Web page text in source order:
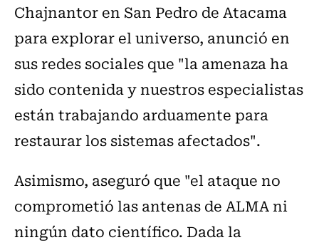
Chajnantor en San Pedro de Atacama
para explorar el universo, anunció en
sus redes sociales que "la amenaza ha
sido contenida y nuestros especialistas
están trabajando arduamente para
restaurar los sistemas afectados".
Asimismo, aseguró que "el ataque no
comprometió las antenas de ALMA ni
ningún dato científico. Dada la